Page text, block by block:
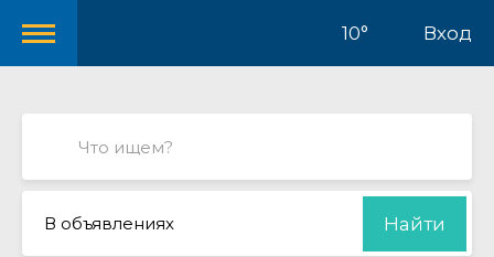
10° Вход
В объявлениях Найти